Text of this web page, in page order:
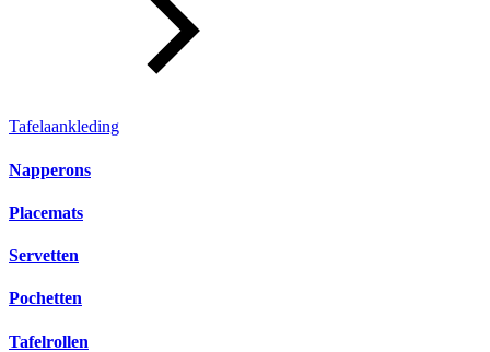
Tafelaankleding
Napperons
Placemats
Servetten
Pochetten
Tafelrollen